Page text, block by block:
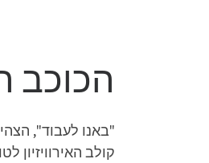
הכוכב הבא 2022
"באנו לעבוד",
קולב